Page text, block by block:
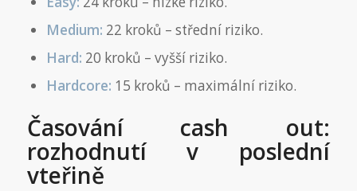
Medium: 22 kroků – střední riziko.
Hard: 20 kroků – vyšší riziko.
Hardcore: 15 kroků – maximální riziko.
Časování cash out:
rozhodnutí v poslední
vteřině